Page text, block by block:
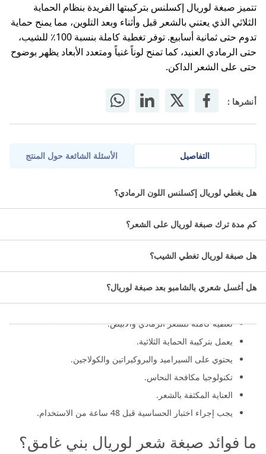
تتميز صبغة لوريال إكسلنس بتركيبتها الفريدة بنظام الحماية
الثلاثي الذي يعتني بالشعر قبل وأثناء وبعد التلوين، مما يمنح حماية
تدوم حتى ثمانية أسابيع. توفر تغطية كاملة بنسبة 100٪ للشيب،
حتى الرمادي العنيد، كما تمنح لوناً غنياً ومتعدد الأبعاد يظهر بوضوح
حتى على الشعر الداكن.
أنشرها :
التفاصيل
إكسلانس صبغة شعربني غامق ليست مجرد لون، بل هي تجربة متكاملة
ما مواصفات إكسلانس صبغة بني
غامق؟
التصنيف الفرعي:لون شعر دائم.
ينتمي إلى: العناية بالشعر والجمال.
تغطية كاملة للشعر الرمادي والأبيض.
يعمل بتركيبة الحماية الثلاثية.
يحتوي على السيراميد والبروكيراتين والكولاجين.
تكنولوجيا مكافحة النحاس.
العناية المكثفة بالشعر.
يجب إجراء اختبار الحساسية قبل 48 ساعة من الاستخدام.
ما فوائد صبغة شعر لوريال بني غامق؟
الأسئلة الشائعة حول المنتج
هل يغطي لوريال إكسلنس اللون الرمادي؟
كم مدة ترك صبغة لوريال على الشعر؟
هل صبغة لوريال تغطي الشيب؟
هل أغسل شعري بالشامبو بعد صبغة لوريال؟